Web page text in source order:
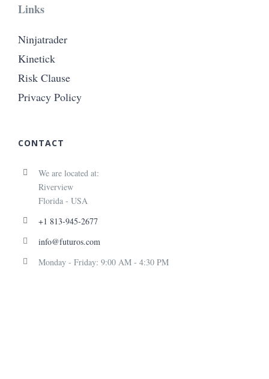
Links
Ninjatrader
Kinetick
Risk Clause
Privacy Policy
CONTACT
We are located at:
Riverview
Florida - USA
+1 813-945-2677
info@futuros.com
Monday - Friday: 9:00 AM - 4:30 PM